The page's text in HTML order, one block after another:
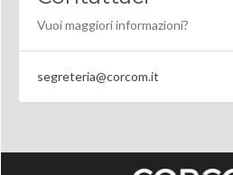
Vuoi maggiori informazioni?
segreteria@corcom.it